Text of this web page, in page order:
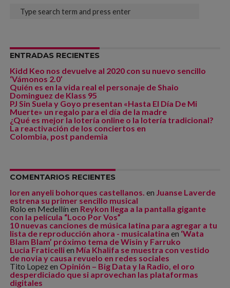
ENTRADAS RECIENTES
Kidd Keo nos devuelve al 2020 con su nuevo sencillo
‘Vámonos 2.0’
Quién es en la vida real el personaje de Shaio
Dominguez de Klass 95
PJ Sin Suela y Goyo presentan «Hasta El Día De Mi
Muerte» un regalo para el día de la madre
¿Qué es mejor la lotería online o la lotería tradicional?
La reactivación de los conciertos en
Colombia, post pandemia
COMENTARIOS RECIENTES
loren anyeli bohorques castellanos. en Juanse Laverde
estrena su primer sencillo musical
Rolo en Medellín en Reykon llega a la pantalla gigante
con la película “Loco Por Vos”
10 nuevas canciones de música latina para agregar a tu
lista de reproducción ahora - musicalatina en ‘Wata
Blam Blam’ próximo tema de Wisin y Farruko
Lucia Fraticellien Mía Khalifa se muestra con vestido
de novia y causa revuelo en redes sociales
Tito Lopez en Opinión – Big Data y la Radio, el oro
desperdiciado que si aprovechan las plataformas
digitales